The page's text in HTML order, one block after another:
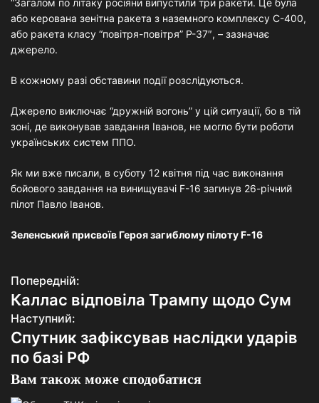
“Загалом по літаку росіяни випустили три ракети. Це була
або керована зенітна ракета з наземного комплексу С-400,
або ракета класу “повітря-повітря” Р-37″, – зазначає
джерело.
В кожному разі обставини події розслідуються.
Джерело виключає “дружній вогонь” у цій ситуації, бо в тій
зоні, де виконував завдання Іванов, не могло бути роботи
українських систем ППО.
Як ми вже писали, в суботу 12 квітня під час виконання
бойового завдання на винищувачі F-16 загинув 26-річний
пілот Павло Іванов.
Зеленський присвоїв Героя загиблому пілоту F-16
Н
а
в
і
г
Попередній:
Каллас відповіла Трампу щодо Сум
Наступний:
Спутник зафіксував наслідки ударів
по базі РФ
Вам також може сподобатися